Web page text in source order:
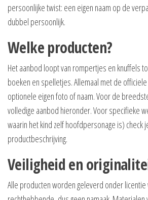
persoonlijke twist: een eigen naam op de
dubbel persoonlijk.
Welke producten?
Het aanbod loopt van rompertjes en knuffels
boeken en spelletjes. Allemaal met de
optionele eigen foto of naam. Voor de
volledige aanbod hieronder. Voor specifieke
waarin het kind zelf hoofdpersonage is) check
productbeschrijving.
Veiligheid en
Alle producten worden geleverd onder